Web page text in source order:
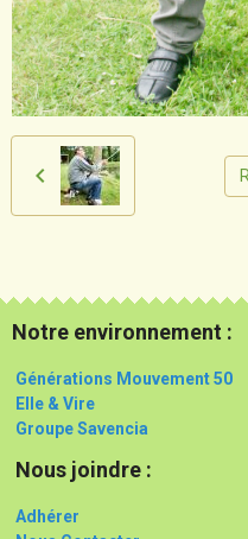
Notre environnement :
Générations Mouvement 50
Elle & Vire
Groupe Savencia
Nous joindre :
Adhérer